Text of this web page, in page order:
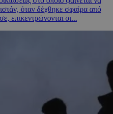
όταν δέχθηκε σφαίρα από
επικεντρώνονται οι...